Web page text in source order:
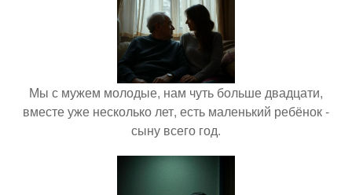
Мы с мужем молодые, нам чуть больше двадцати,
вместе уже несколько лет, есть маленький ребёнок -
сыну всего год.